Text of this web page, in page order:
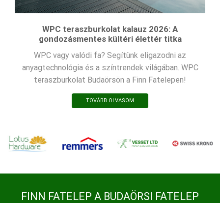
WPC teraszburkolat kalauz 2026: A
gondozásmentes kültéri élettér titka
WPC vagy valódi fa? Segítünk eligazodni az
anyagtechnológia és a színtrendek világában. WPC
teraszburkolat Budaörsön a Finn Fatelepen!
TOVÁBB OLVASOM
FINN FATELEP A BUDAÖRSI FATELEP